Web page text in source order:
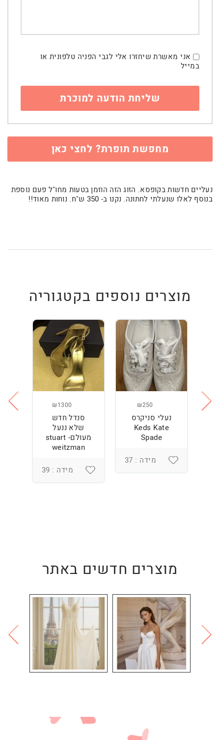
אני מאשרת שיחזרו אלי לגבי הפניה טלפונית או
במייל
מחפשת תופרת? לחצי כאן
נעליים חדשות בקופסא. הזוג הזה הוזמן בטעות מחו"ל פעם נוספת
בנוסף לאלו שנעלתי לחתונה. נקנו ב- 350 ש"ח. נוחות מאוד!!
מוצרים נוספים בקטגוריה
₪250
נעלי סניקרס
Keds Kate
Spade
מידה : 37
₪1300
סנדל חדש
שלא ננעל
מעולם- stuart
weitzman
מידה : 39
מוצרים חדשים באתר